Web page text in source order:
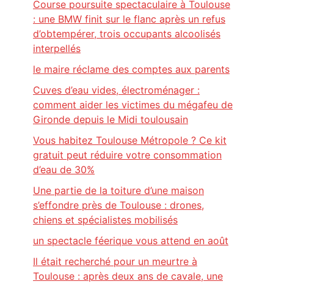
Course poursuite spectaculaire à Toulouse
: une BMW finit sur le flanc après un refus
d’obtempérer, trois occupants alcoolisés
interpellés
le maire réclame des comptes aux parents
Cuves d’eau vides, électroménager :
comment aider les victimes du mégafeu de
Gironde depuis le Midi toulousain
Vous habitez Toulouse Métropole ? Ce kit
gratuit peut réduire votre consommation
d’eau de 30%
Une partie de la toiture d’une maison
s’effondre près de Toulouse : drones,
chiens et spécialistes mobilisés
un spectacle féerique vous attend en août
Il était recherché pour un meurtre à
Toulouse : après deux ans de cavale, une